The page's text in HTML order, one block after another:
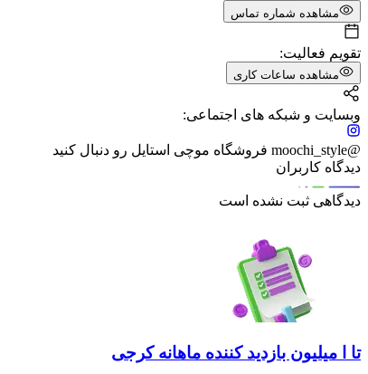
مشاهده شماره تماس
تقویم فعالیت:
مشاهده ساعات کاری
وبسایت و شبکه های اجتماعی:
@moochi_style فروشگاه موچی استایل رو دنبال کنید
دیدگاه کاربران
دیدگاهی ثبت نشده است
تا ا میلیون بازدید کننده ماهانه کرجی